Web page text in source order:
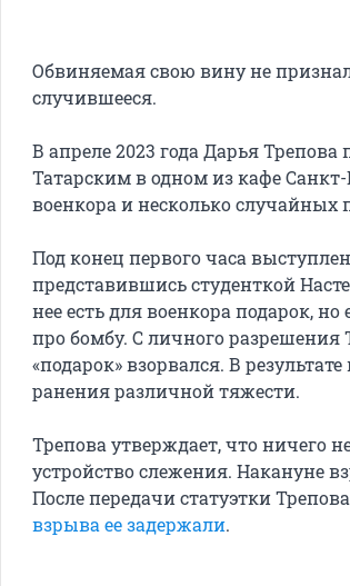
Обвиняемая свою вину не
случившееся.
В апреле 2023 года Дарья
Татарским в одном из кафе
военкора и несколько случайных
Под конец первого часа
представившись студенткой
нее есть для военкора подарок,
про бомбу. С личного разрешения
«подарок» взорвался. В
ранения различной тяжести.
Трепова утверждает, что ничего
устройство слежения. Накануне
После передачи статуэтки
взрыва ее задержали.